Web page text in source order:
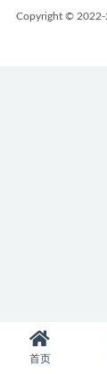
Copyright ©
首页